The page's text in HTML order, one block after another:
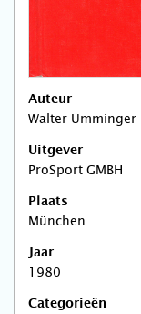
Auteur
Walter Umminger
Uitgever
ProSport GMBH
Plaats
München
Jaar
1980
Categorieën